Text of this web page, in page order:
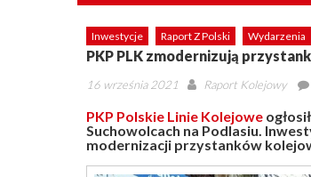
Inwestycje Raport Z Polski Wydarzenia
PKP PLK zmodernizują
Posted
16 września 2021 Author
Raport Kolejowy
PKP Polskie Linie Kolejowe
Suchowolcach na Podlasiu.
modernizacji przystanków